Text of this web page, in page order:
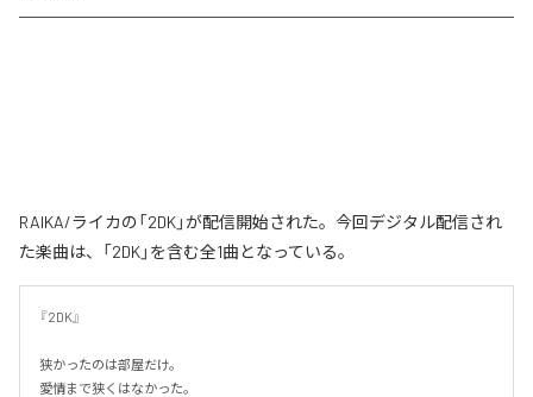
RAIKA/ライカの「2DK」が配信開始された。今回デジタル配信され
た楽曲は、「2DK」を含む全1曲となっている。
『2DK』
狭かったのは部屋だけ。
愛情まで狭くはなかった。